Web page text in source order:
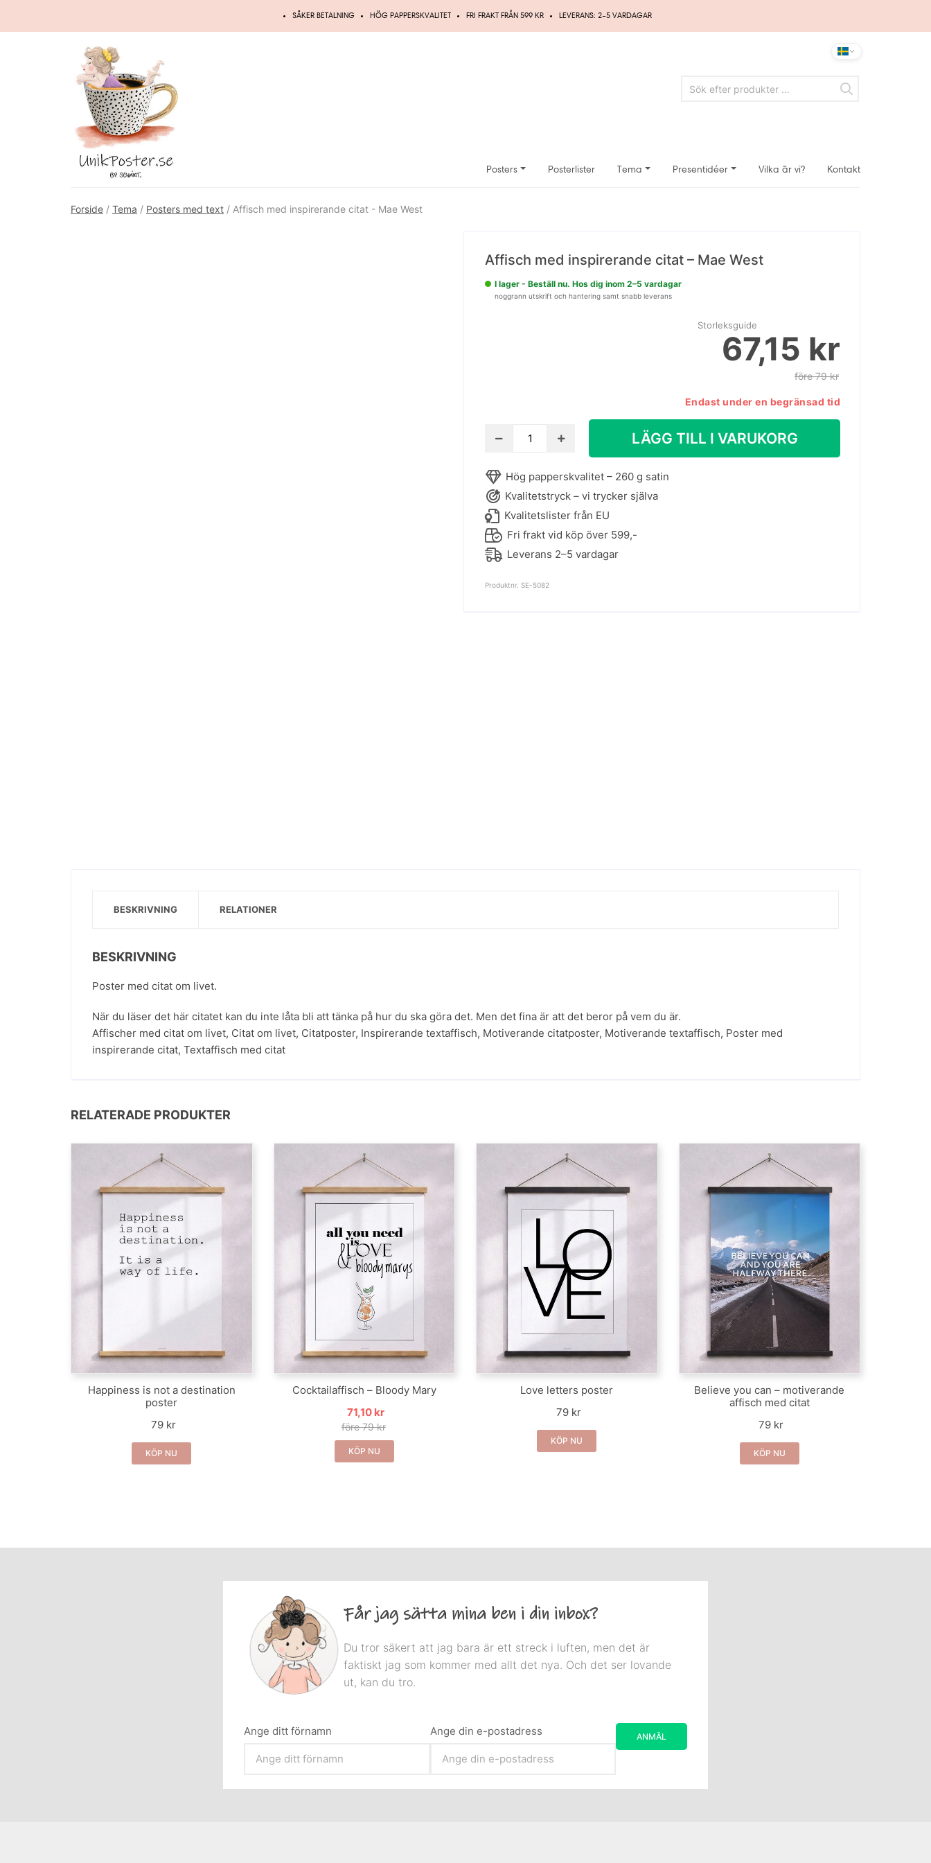
SÄKER BETALNING HÖG PAPPERSKVALITET FRI FRAKT FRÅN 599 KR LEVERANS: 2–5 VARDAGAR
Posters Posterlister Tema Presentidéer Vilka är vi? Kontakt
Forside / Tema / Posters med text / Affisch med inspirerande citat - Mae West
Affisch med inspirerande citat – Mae West
I lager - Beställ nu. Hos dig inom 2–5 vardagar
noggrann utskrift och hantering samt snabb leverans
Storleksguide
67,15 kr
före 79 kr
Endast under en begränsad tid
Affisch
citat
-
Mae
West
LÄGG TILL I VARUKORG
Hög papperskvalitet – 260 g satin
Kvalitetstryck – vi trycker själva
Kvalitetslister från EU
Fri frakt vid köp över 599,-
Leverans 2–5 vardagar
Produktnr. SE-5082
BESKRIVNING RELATIONER
BESKRIVNING
Poster med citat om livet.
När du läser det här citatet kan du inte låta bli att tänka på hur du ska göra det. Men det fina är att det beror på vem du är.
Affischer med citat om livet, Citat om livet, Citatposter, Inspirerande textaffisch, Motiverande citatposter, Motiverande textaffisch, Poster med
inspirerande citat, Textaffisch med citat
RELATERADE PRODUKTER
Happiness is not a destination
poster
79 kr
KÖP NU
Cocktailaffisch – Bloody Mary
71,10 kr
före 79 kr
KÖP NU
Love letters poster
79 kr
KÖP NU
Believe you can – motiverande
affisch med citat
79 kr
KÖP NU
Får jag sätta mina ben i din inbox?
Du tror säkert att jag bara är ett streck i luften, men det är
faktiskt jag som kommer med allt det nya. Och det ser lovande
ut, kan du tro.
Ange ditt förnamn Ange din e-postadress